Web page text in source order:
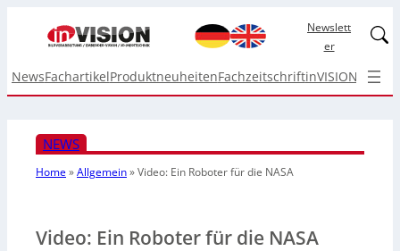
Newslett
er
NewsFachartikelProduktneuheitenFachzeitschriftinVISION Top
NEWS
Home»Allgemein»Video: Ein Roboter für die NASA
Video: Ein Roboter für die NASA